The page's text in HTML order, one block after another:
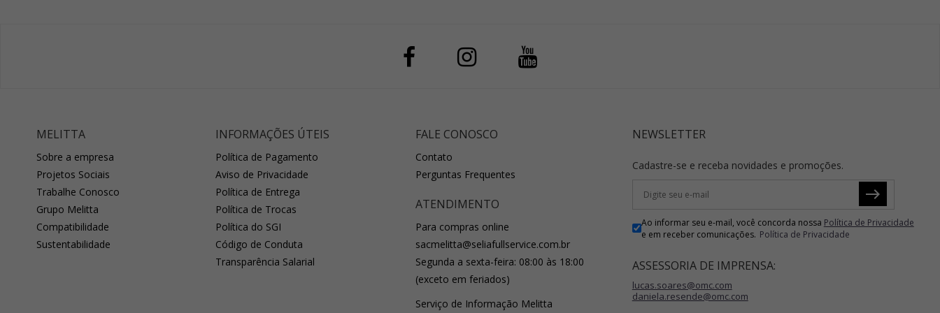
MELITTA
Sobre a empresa
Projetos Sociais
Trabalhe Conosco
Grupo Melitta
Compatibilidade
Sustentabilidade
INFORMAÇÕES ÚTEIS
Política de Pagamento
Aviso de Privacidade
Política de Entrega
Política de Trocas
Política do SGI
Código de Conduta
Transparência Salarial
FALE CONOSCO
Contato
Perguntas Frequentes
ATENDIMENTO
Para compras online
sacmelitta@seliafullservice.com.br
Segunda a sexta-feira: 08:00 às 18:00
(exceto em feriados)
Serviço de Informação Melitta
NEWSLETTER
Cadastre-se e receba novidades e promoções.
Ao informar seu e-mail, você concorda nossa Política de Privacidade
e em receber comunicações. Política de Privacidade
ASSESSORIA DE IMPRENSA:
lucas.soares@omc.com
daniela.resende@omc.com